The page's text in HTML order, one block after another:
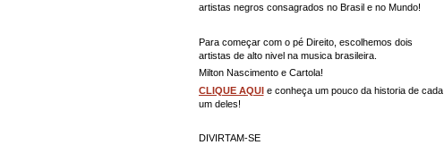
artistas negros consagrados no Brasil e no Mundo!
Para começar com o pé Direito, escolhemos dois
artistas de alto nivel na musica brasileira.
Milton Nascimento e Cartola!
CLIQUE AQUIe conheça um pouco da historia de cada
um deles!
DIVIRTAM-SE